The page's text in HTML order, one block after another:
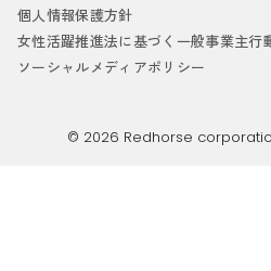
個人情報保護方針
女性活躍推進法に基づく一般事業主行
ソーシャルメディアポリシー
© 2026 Redhorse